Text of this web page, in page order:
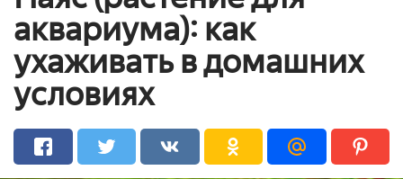
аквариума): как
ухаживать в домашних
условиях